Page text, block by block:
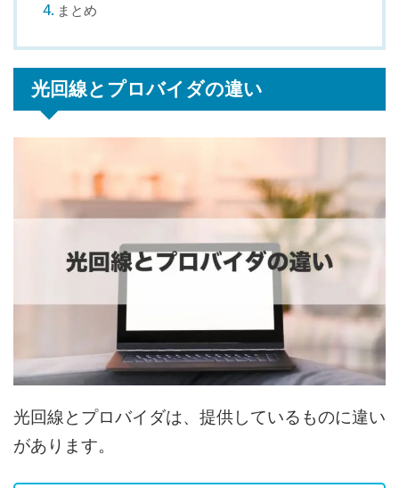
まとめ
光回線とプロバイダの違い
光回線とプロバイダは、提供しているものに違い
があります。